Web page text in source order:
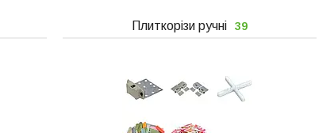
Плиткорізи ручні 39